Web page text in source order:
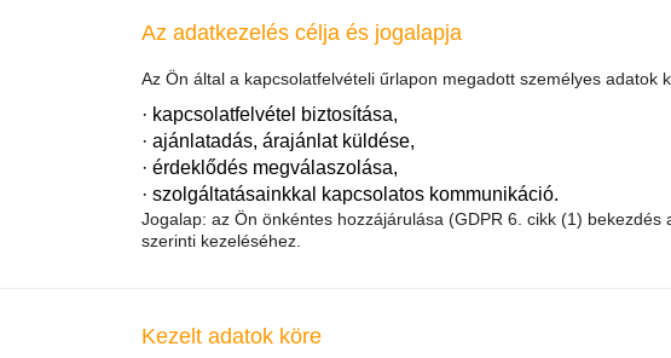
Az adatkezelés célja és jogalapja
Az Ön által a kapcsolatfelvételi űrlapon megadott személyes adatok
· kapcsolatfelvétel biztosítása,
· ajánlatadás, árajánlat küldése,
· érdeklődés megválaszolása,
· szolgáltatásainkkal kapcsolatos kommunikáció.
Jogalap: az Ön önkéntes hozzájárulása (GDPR 6. cikk (1)
szerinti kezeléséhez.
Kezelt adatok köre